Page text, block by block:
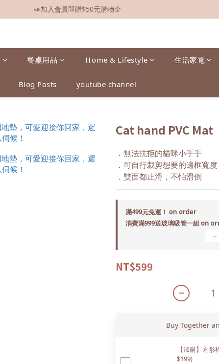
📣全館現貨
📣加入會員即贈$50元購物金
餐桌用品 Ｈome & Lifestyle 生活家電
Blog Posts youtube channel
Cat hand PVC Mat
．無法抗拒的貓咪小手手
．可自行裁剪想要的邊框寬度
．雙面都止滑，不怕滑倒
滿499元免運！ on order
消費滿999送玻璃吸管一組 on
NT$599
Buy Together
【加購】方
$199)